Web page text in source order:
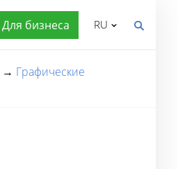
Для бизнеса RU
→ Графические